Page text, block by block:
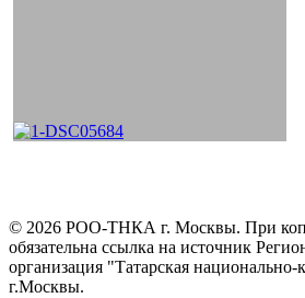
© 2026 РОО-ТНКА г. Москвы. При
обязательна ссылка на источник
организация "Татарская национально-
г.Москвы.